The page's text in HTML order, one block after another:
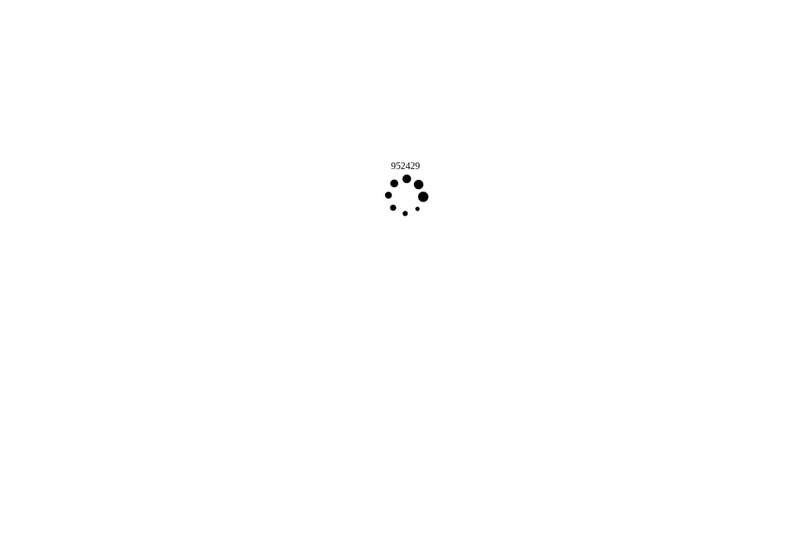
952429